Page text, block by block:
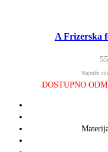
A Frizerska
Najniža
DOSTUPNO